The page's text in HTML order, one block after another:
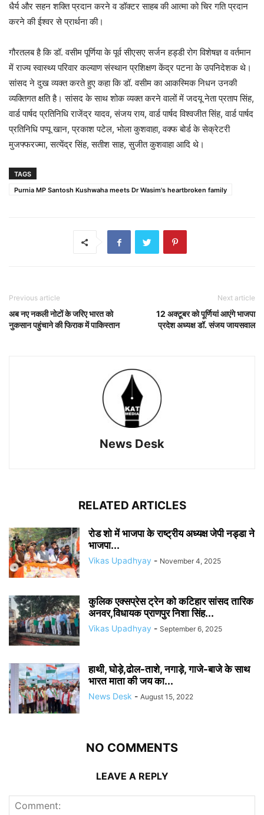
धैर्य और सहन शक्ति प्रदान करने व डॉक्टर साहब की आत्मा को चिर गति प्रदान
करने की ईश्वर से प्रार्थना की।
गौरतलब है कि डॉ. वसीम पूर्णिया के पूर्व सीएसए सर्जन हड्डी रोग विशेषज्ञ व वर्तमान
में राज्य स्वास्थ्य परिवार कल्याण संस्थान प्रशिक्षण केंद्र पटना के उपनिदेशक थे।
सांसद ने दुख व्यक्त करते हुए कहा कि डॉ. वसीम का आकस्मिक निधन उनकी
व्यक्तिगत क्षति है। सांसद के साथ शोक व्यक्त करने वालों में जदयू नेता प्रताप सिंह,
वार्ड पार्षद प्रतिनिधि राजेंद्र यादव, संजय राय, वार्ड पार्षद विश्वजीत सिंह, वार्ड पार्षद
प्रतिनिधि पप्पू खान, प्रकाश पटेल, भोला कुशवाहा, वक्फ बोर्ड के सेक्रेटरी
मुजफ्फरज्मा, सत्येंद्र सिंह, सतीश साह, सुजीत कुशवाहा आदि थे।
TAGS
Purnia MP Santosh Kushwaha meets Dr Wasim's heartbroken family
Previous article
अब नए नकली नोटों के जरिए भारत को
नुकसान पहुंचाने की फिराक में पाकिस्तान
Next article
12 अक्टूबर को पूर्णियां आएंगे भाजपा
प्रदेश अध्यक्ष डॉ. संजय जायसवाल
News Desk
RELATED ARTICLES
रोड शो में भाजपा के राष्ट्रीय अध्यक्ष जेपी नड्डा ने
भाजपा...
Vikas Upadhyay - November 4, 2025
कुलिक एक्सप्रेस ट्रेन को कटिहार सांसद तारिक
अनवर,विधायक प्राणपुर निशा सिंह...
Vikas Upadhyay - September 6, 2025
हाथी, घोड़े,ढोल-ताशे, नगाड़े, गाजे-बाजे के साथ
भारत माता की जय का...
News Desk - August 15, 2022
NO COMMENTS
LEAVE A REPLY